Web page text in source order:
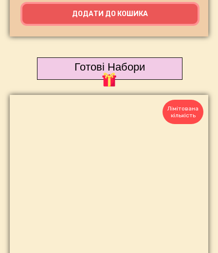
ДОДАТИ ДО КОШИКА
Готові Набори
Лімітована
кількість